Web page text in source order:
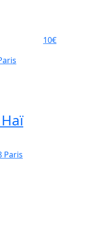
10€
Paris